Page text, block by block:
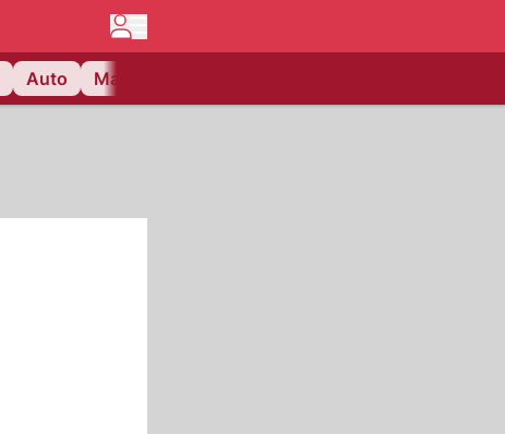
Auto Matchcenter